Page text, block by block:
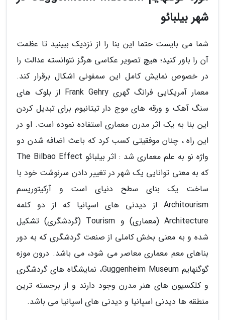
شهر بیلبائو
شما می بایست حتما این بنا را از نزدیک ببینید تا عظمت
آن را باور کنید؛ هیچ تصویر عکاسی هرگز نتوانسته عدالت را
در خصوص نمایش کامل این سمفونی اشکال برقرار کند.
معمار آمریکایی فرانگ گهری Frank Gehry از بلوک های
سنگ آهک و ورقه های موج دار تیتانیوم برای تبدیل کردن
این بنا به یک اثر مدرن معماری استفاده نموده است. او در
این راه ، چنان موفقیتی کسب کرد که باعث اضافه شدن دو
واژه نو به علم معماری شد : اثر بیلبائو The Bilbao Effect
که به معنی توانایی یک شهر در تغییر دادن سرنوشت خود با
ساخت یک بنای سطح دنیای است و آرکیتوریسم
Architourism از دیدنی های اسپانیا که از دو کلمه
Architecture (معماری) و Tourism (گردشگری) تشکیل
شده و به معنی بخش کاملی از صنعت گردشگری که به دور
بناهای معم معماری معاصر می شود، می باشد. درون موزه
گوگنهایم Guggenheim Museum، نمایشگاه های گردشگری
و کلکسیون های هنر مدرن وجود دارند و از برجسته ترین
منطقه ها دیدنی اسپانیا و دیدنی های اسپانیا می باشد.